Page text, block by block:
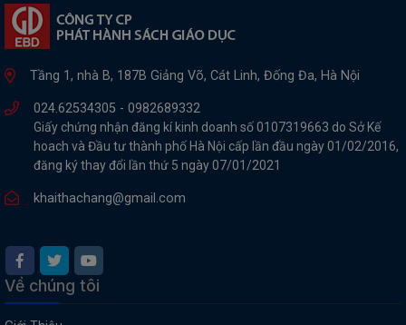
CHƠI
THIẾT
-
Tầng 1, nhà B, 187B Giảng Võ, Cát Linh, Đống Đa, Hà Nội
024.62534305 - 0982689332
Giấy chứng nhận đăng kí kinh doanh số 0107319663 do Sở Kế
hoach và Đầu tư thành phố Hà Nội cấp lần đầu ngày 01/02/2016,
đăng ký thay đổi lần thứ 5 ngày 07/01/2021
khaithachang@gmail.com
Về chúng tôi